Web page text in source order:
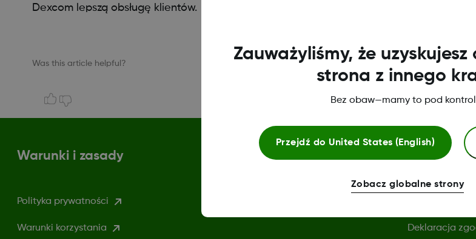
Dexcom lepszą obsługę klientów.
Was this article helpful?
Warunki i zasady
Polityka prywatności
Warunki korzystania
Więcej
Deklaracja
Zauważyliśmy, że
strona z innego
Bez obaw—mamy to pod
Przejdź do United States (English)
Zobacz globalne strony